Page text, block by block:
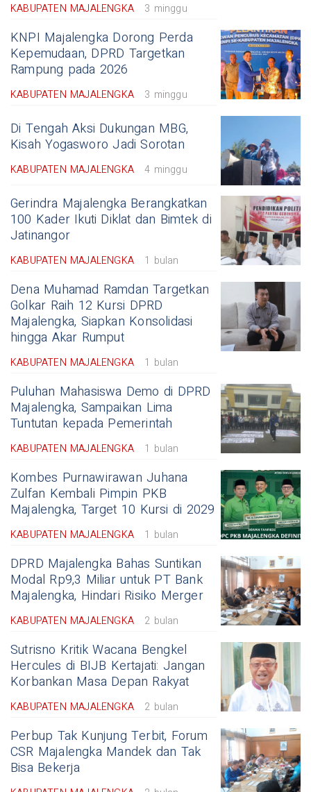
KABUPATEN MAJALENGKA 3 minggu
KNPI Majalengka Dorong Perda
Kepemudaan, DPRD Targetkan
Rampung pada 2026
KABUPATEN MAJALENGKA 3 minggu
Di Tengah Aksi Dukungan MBG,
Kisah Yogasworo Jadi Sorotan
KABUPATEN MAJALENGKA 4 minggu
Gerindra Majalengka Berangkatkan
100 Kader Ikuti Diklat dan Bimtek di
Jatinangor
KABUPATEN MAJALENGKA 1 bulan
Dena Muhamad Ramdan Targetkan
Golkar Raih 12 Kursi DPRD
Majalengka, Siapkan Konsolidasi
hingga Akar Rumput
KABUPATEN MAJALENGKA 1 bulan
Puluhan Mahasiswa Demo di DPRD
Majalengka, Sampaikan Lima
Tuntutan kepada Pemerintah
KABUPATEN MAJALENGKA 1 bulan
Kombes Purnawirawan Juhana
Zulfan Kembali Pimpin PKB
Majalengka, Target 10 Kursi di 2029
KABUPATEN MAJALENGKA 1 bulan
DPRD Majalengka Bahas Suntikan
Modal Rp9,3 Miliar untuk PT Bank
Majalengka, Hindari Risiko Merger
KABUPATEN MAJALENGKA 2 bulan
Sutrisno Kritik Wacana Bengkel
Hercules di BIJB Kertajati: Jangan
Korbankan Masa Depan Rakyat
KABUPATEN MAJALENGKA 2 bulan
Perbup Tak Kunjung Terbit, Forum
CSR Majalengka Mandek dan Tak
Bisa Bekerja